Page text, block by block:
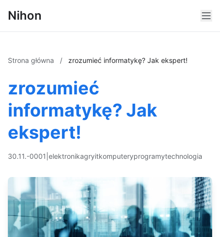
Nihon
Strona główna / zrozumieć informatykę? Jak ekspert!
zrozumieć
informatykę? Jak
ekspert!
30.11.-0001 elektronikagryitkomputeryprogramytechnologia